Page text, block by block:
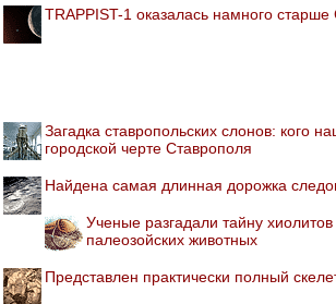
TRAPPIST-1 оказалась намного
Загадка ставропольских слонов: кого
городской черте Ставрополя
Найдена самая длинная дорожка
Ученые разгадали тайну
палеозойских животных
Представлен практически полный